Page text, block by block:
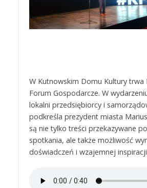
W Kutnowskim Domu Kultury trwa
Forum Gospodarcze. W
lokalni przedsiębiorcy i
podkreśla prezydent miasta
są nie tylko treści przekazywane
spotkania, ale także możliwość
doświadczeń i wzajemnej